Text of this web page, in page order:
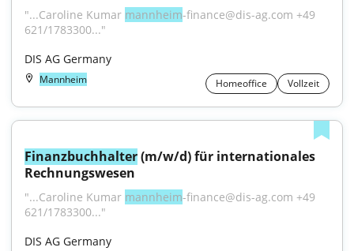
"...Caroline Kumar mannheim-finance@dis-ag.com +49
621/1783300..."
DIS AG Germany
Mannheim Homeoffice Vollzeit
Finanzbuchhalter (m/w/d) für internationales
Rechnungswesen
"...Caroline Kumar mannheim-finance@dis-ag.com +49
621/1783300..."
DIS AG Germany